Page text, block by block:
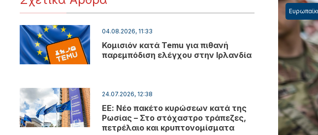
04.08.2026, 11:33
Κομισιόν κατά Temu για πιθανή
παρεμπόδιση ελέγχου στην Ιρλανδία
24.07.2026, 12:38
ΕΕ: Νέο πακέτο κυρώσεων κατά της
Ρωσίας – Στο στόχαστρο τράπεζες,
πετρέλαιο και κρυπτονομίσματα